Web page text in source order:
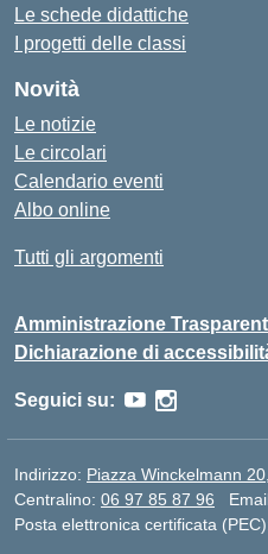
Le schede didattiche
I progetti delle classi
Novità
Le notizie
Le circolari
Calendario eventi
Albo online
Tutti gli argomenti
Amministrazione
Dichiarazione di
Seguici su:
Indirizzo: Piazza Winckelmann
Centralino: 06 97 85 87 96
Posta elettronica certificata